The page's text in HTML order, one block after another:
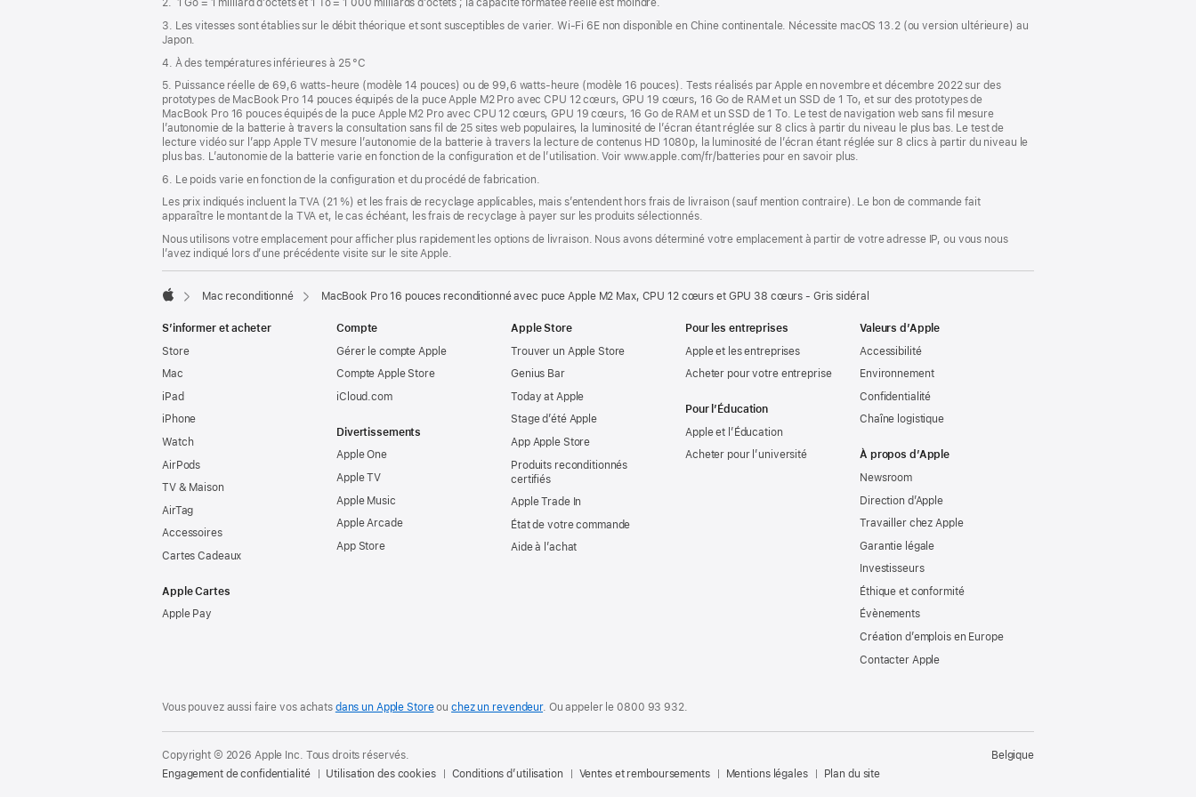
page
2. 1 Go = 1 milliard d’octets et 1 To = 1 000 milliards d’octets ; la capacité formatée réelle est moindre.
3. Les vitesses sont établies sur le débit théorique et sont susceptibles de varier. Wi‑Fi 6E non disponible en Chine continentale. Nécessite macOS 13.2 (ou version ultérieure) au
Japon.
4. À des températures inférieures à 25 °C
5. Puissance réelle de 69,6 watts-heure (modèle 14 pouces) ou de 99,6 watts-heure (modèle 16 pouces). Tests réalisés par Apple en novembre et décembre 2022 sur des
prototypes de MacBook Pro 14 pouces équipés de la puce Apple M2 Pro avec CPU 12 cœurs, GPU 19 cœurs, 16 Go de RAM et un SSD de 1 To, et sur des prototypes de
MacBook Pro 16 pouces équipés de la puce Apple M2 Pro avec CPU 12 cœurs, GPU 19 cœurs, 16 Go de RAM et un SSD de 1 To. Le test de navigation web sans fil mesure
l’autonomie de la batterie à travers la consultation sans fil de 25 sites web populaires, la luminosité de l’écran étant réglée sur 8 clics à partir du niveau le plus bas. Le test de
lecture vidéo sur l’app Apple TV mesure l’autonomie de la batterie à travers la lecture de contenus HD 1080p, la luminosité de l’écran étant réglée sur 8 clics à partir du niveau le
plus bas. L’autonomie de la batterie varie en fonction de la configuration et de l’utilisation. Voir www.apple.com/fr/batteries pour en savoir plus.
6. Le poids varie en fonction de la configuration et du procédé de fabrication.
Les prix indiqués incluent la TVA (21 %) et les frais de recyclage applicables, mais s’entendent hors frais de livraison (sauf mention contraire). Le bon de commande fait
apparaître le montant de la TVA et, le cas échéant, les frais de recyclage à payer sur les produits sélectionnés.
Nous utilisons votre emplacement pour afficher plus rapidement les options de livraison. Nous avons déterminé votre emplacement à partir de votre adresse IP, ou vous nous
l’avez indiqué lors d’une précédente visite sur le site Apple.
Mac reconditionné MacBook Pro 16 pouces reconditionné avec puce Apple M2 Max, CPU 12 cœurs et GPU 38 cœurs - Gris sidéral
S’informer et acheter
Store
Mac
iPad
iPhone
Watch
AirPods
TV & Maison
AirTag
Accessoires
Cartes Cadeaux
Apple Cartes
Apple Pay
Compte
Gérer le compte Apple
Compte Apple Store
iCloud.com
Divertissements
Apple One
Apple TV
Apple Music
Apple Arcade
App Store
Apple Store
Trouver un Apple Store
Genius Bar
Today at Apple
Stage d’été Apple
App Apple Store
Produits reconditionnés
certifiés
Apple Trade In
État de votre commande
Aide à l’achat
Pour les entreprises
Apple et les entreprises
Acheter pour votre entreprise
Pour l’Éducation
Apple et l’Éducation
Acheter pour l’université
Valeurs d’Apple
Accessibilité
Environnement
Confidentialité
Chaîne logistique
À propos d’Apple
Newsroom
Direction d’Apple
Travailler chez Apple
Garantie légale
Investisseurs
Éthique et conformité
Évènements
Création d’emplois en Europe
Contacter Apple
Vous pouvez aussi faire vos achats dans un Apple Storeouchez un revendeur. Ouappeler le0800 93 932.
Copyright © 2026 Apple Inc. Tous droits réservés.
Engagement de confidentialité
Utilisation des cookies Conditions d’utilisation Ventes et remboursements Mentions légales Plan du site
Belgique